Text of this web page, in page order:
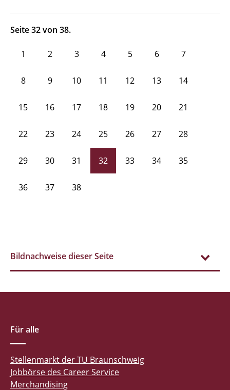
Seite 32 von 38.
1 2 3 4 5 6 7
8 9 10 11 12 13 14
15 16 17 18 19 20 21
22 23 24 25 26 27 28
29 30 31 32 33 34 35
36 37 38
Bildnachweise dieser Seite
Für alle
Stellenmarkt der TU Braunschweig
Jobbörse des Career Service
Merchandising